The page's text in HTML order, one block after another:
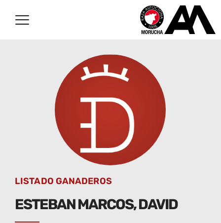
LISTADO GANADEROS
ESTEBAN MARCOS, DAVID